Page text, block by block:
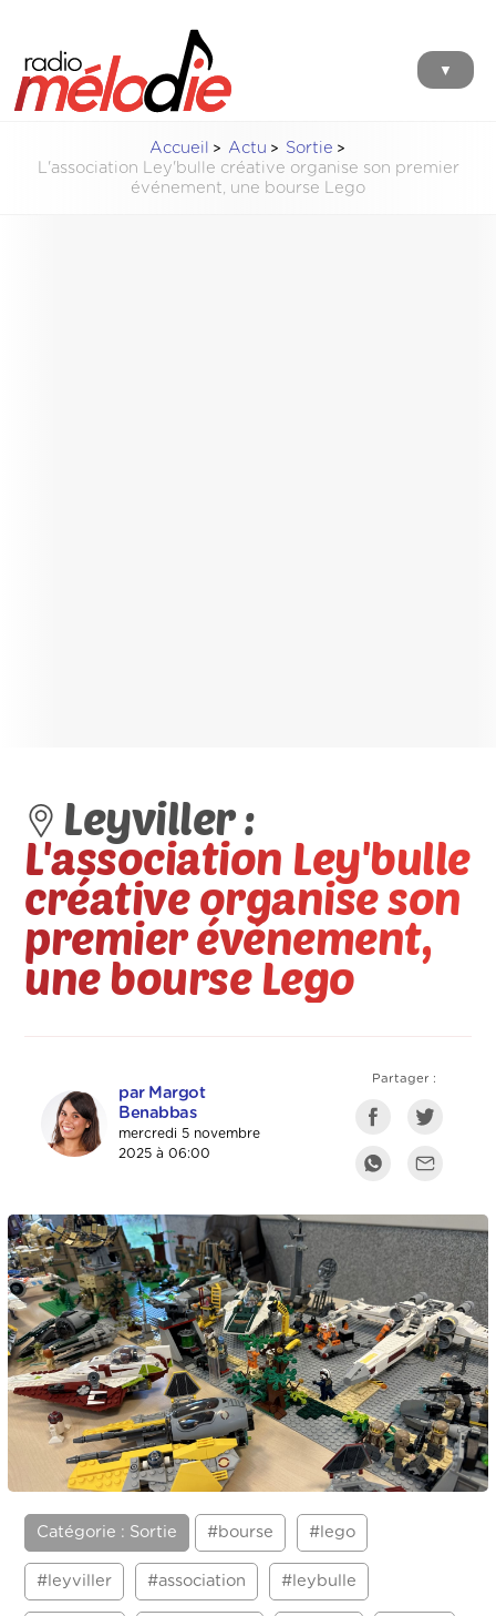
▼
Accueil Actu
Sortie
L'association Ley'bulle créative organise son premier
événement, une bourse Lego
Leyviller :
L'association Ley'bulle
créative organise son
premier événement,
une bourse Lego
par Margot
Benabbas
mercredi 5 novembre
2025 à 06:00
Partager :
Catégorie : Sortie #bourse #lego
#leyviller #association #leybulle